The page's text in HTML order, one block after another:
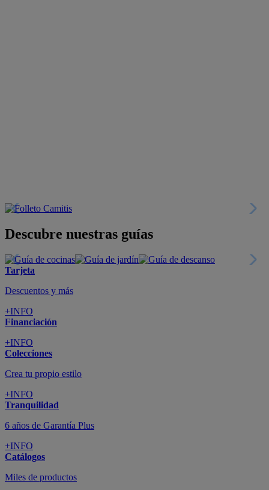
Descubre nuestras guías
Tarjeta
Descuentos y más
+INFO
Financiación
+INFO
Colecciones
Crea tu propio estilo
+INFO
Tranquilidad
6 años de Garantía Plus
+INFO
Catálogos
Miles de productos